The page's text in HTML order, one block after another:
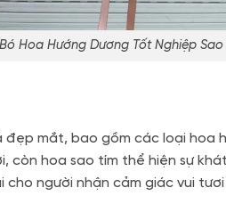
Bó Hoa Hướng Dương Tốt Nghiệp Sao
mắt, bao gồm các loại hoa
còn hoa sao tím thể hiện sự
người nhận cảm giác vui